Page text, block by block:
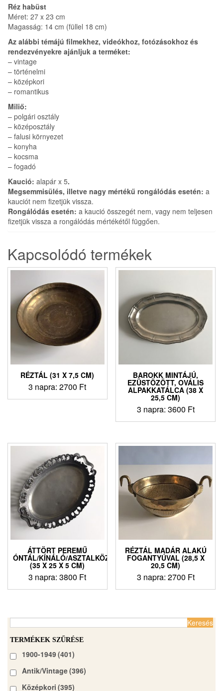
Réz habüst
Méret: 27 x 23 cm
Magasság: 14 cm (füllel 18 cm)
Az alábbi témájú filmekhez, videókhoz, fotózásokhoz és
rendezvényekre ajánljuk a terméket:
– vintage
– történelmi
– középkori
– romantikus
Miliő:
– polgári osztály
– középosztály
– falusi környezet
– konyha
– kocsma
– fogadó
Kaució: alapár x 5.
Megsemmisülés, illetve nagy mértékű rongálódás esetén: a
kauciót nem fizetjük vissza.
Rongálódás esetén: a kaució összegét nem, vagy nem teljesen
fizetjük vissza a rongálódás mértékétől függően.
Kapcsolódó termékek
RÉZTÁL (31 X 7,5 CM)
3 napra:2700 Ft
BAROKK MINTÁJÚ,
EZÜSTÖZÖTT, OVÁLIS
ALPAKKATÁLCA (38 X
25,5 CM)
3 napra: 3600 Ft
ÁTTÖRT PEREMŰ
ÓNTÁL/KÍNÁLÓ/ASZTALKÖZÉP
(35 X 25 X 5 CM)
3 napra:3800 Ft
RÉZTÁL MADÁR ALAKÚ
FOGANTYÚVAL (28,5 X
20,5 CM)
3 napra: 2700 Ft
TERMÉKEK SZŰRÉSE
1900-1949(401)
Antik/Vintage(396)
Középkori (395)